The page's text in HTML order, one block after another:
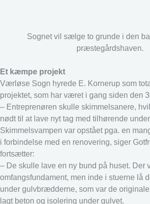
Sognet vil sælge to grunde i den
præstegårdshaven.
Et kæmpe projekt
Værløse Sogn hyrede E. Kornerup som
projektet, som har været i gang siden den
– Entreprenøren skulle skimmelsanere,
nødt til at lave nyt tag med tilhørende
Skimmelsvampen var opstået pga. en
i forbindelse med en renovering, siger
fortsætter:
– De skulle lave en ny bund på huset. Der
omfangsfundament, men inde i stuerne lå
under gulvbrædderne, som var de
lagt beton og isolering under gulvet.